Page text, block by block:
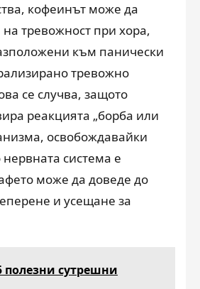
кофеинът може да
тревожност при хора,
към панически
тревожно
се случва, защото
реакцията „борба или
освобождавайки
система е
може да доведе до
и усещане за
полезни сутрешни